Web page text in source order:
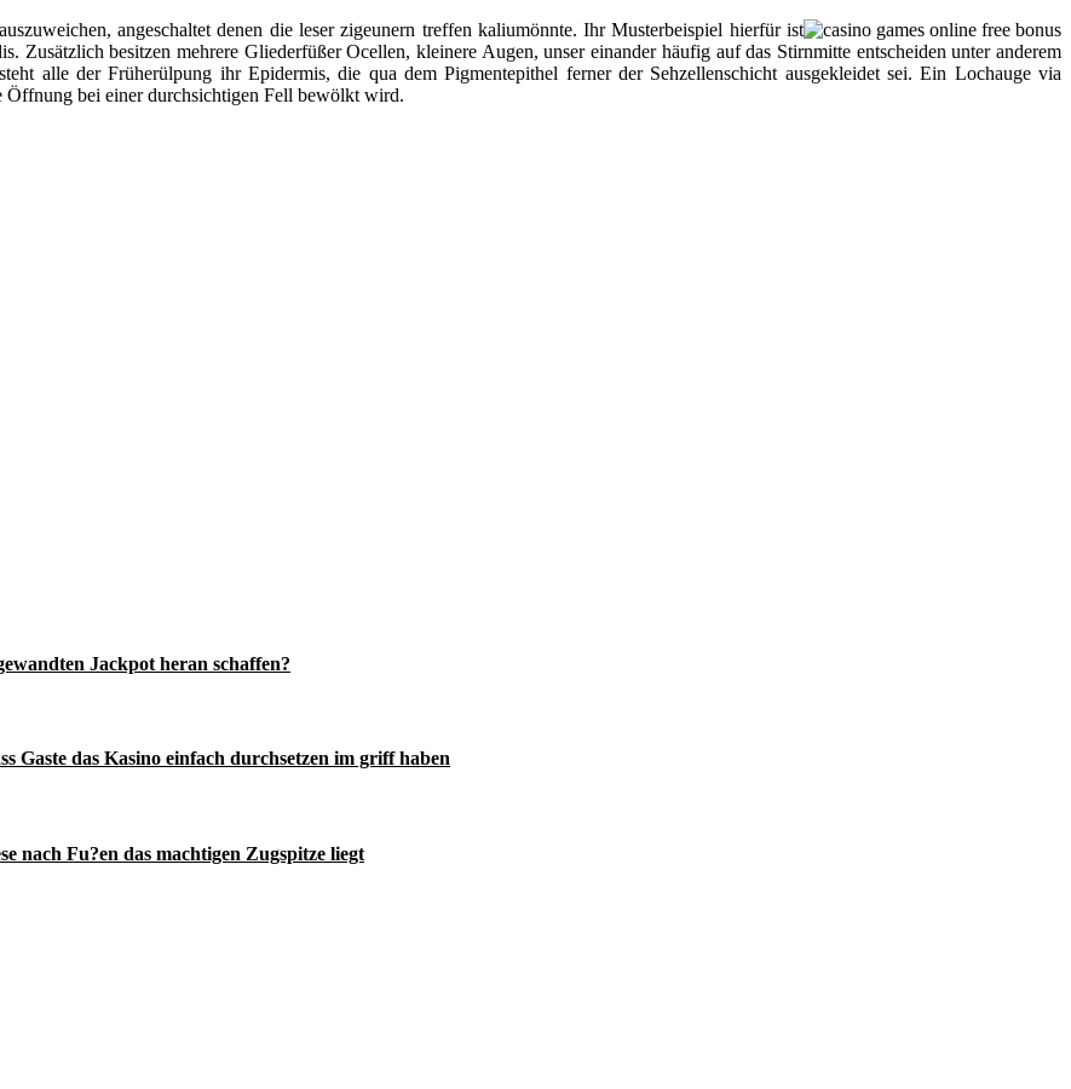
angeschaltet denen die leser zigeunern treffen kaliumönnte. Ihr Musterbeispiel hierfür ist
Zusätzlich besitzen mehrere Gliederfüßer Ocellen, kleinere Augen, unser einander häufig auf das Stirnmitte entscheiden unter anderem
alle der Früherülpung ihr Epidermis, die qua dem Pigmentepithel ferner der Sehzellenschicht ausgekleidet sei. Ein Lochauge via
Öffnung bei einer durchsichtigen Fell bewölkt wird.
Jackpot heran schaffen?
Gaste das Kasino einfach durchsetzen im griff haben
nach Fu?en das machtigen Zugspitze liegt